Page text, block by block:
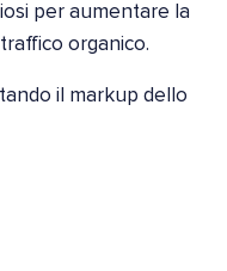
per aumentare la
organico.
il markup dello